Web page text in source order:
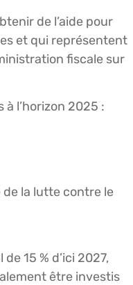
de l’aide pour
et qui représentent
fiscale sur
l’horizon 2025 :
la lutte contre le
15 % d’ici 2027,
être investis